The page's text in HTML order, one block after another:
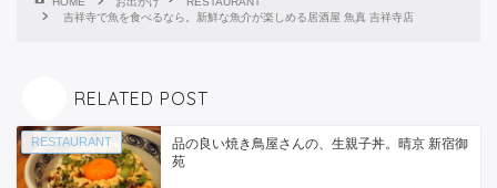
吉祥寺で魚を食べるなら。新鮮な魚介が楽しめる居酒屋 魚真 吉祥寺店
RELATED POST
RESTAURANT
品の良い焼き鳥屋さんの、生親子丼。晴京 新宿御
苑